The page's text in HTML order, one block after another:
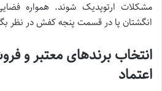
مشکلات ارتوپدیک شوند. همواره
انگشتان پا در قسمت پنجه کفش در نظر
انتخاب برندهای معتبر و
اعتماد